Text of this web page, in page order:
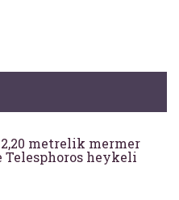
metrelik mermer
Telesphoros heykeli